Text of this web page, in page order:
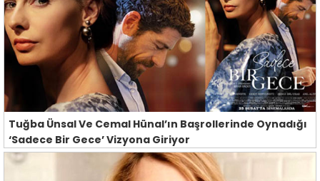
Tuğba Ünsal Ve Cemal Hünal’ın Başrollerinde Oynadığı
‘Sadece Bir Gece’ Vizyona Giriyor